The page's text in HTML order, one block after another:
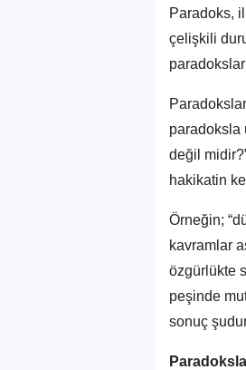
Paradoks,
çelişkili
paradoksla
değil
hakikatin
Örneğin;
kavramlar
özgürlükte
peşinde
sonuç